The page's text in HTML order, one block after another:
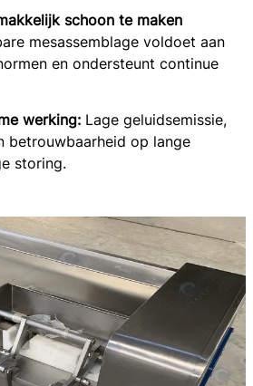
schoon te maken
mesassemblage voldoet aan
en ondersteunt continue
werking: Lage geluidsemissie,
betrouwbaarheid op lange
storing.